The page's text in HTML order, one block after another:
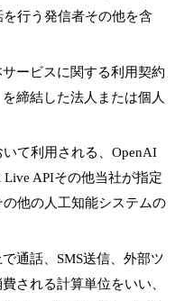
行う発信者その他を含
ービスに関する利用契約
締結した法人または個人
て利用される、OpenAI
Live APIその他当社が指定
他の人工知能システムの
通話、SMS送信、外部ツ
される計算単位をいい、